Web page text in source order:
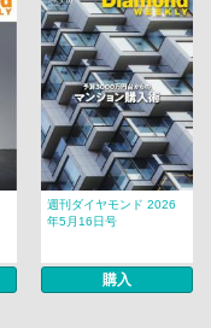
週刊ダイヤモンド 2026
年5月16日号
購入